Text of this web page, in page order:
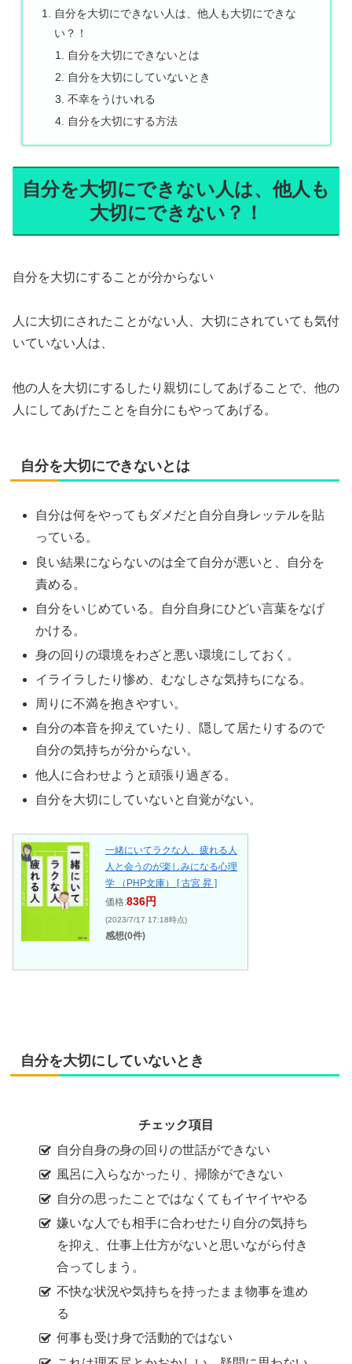
自分を大切にできない人は、他人も大切にできな
い？！
自分を大切にできないとは
自分を大切にしていないとき
不幸をうけいれる
自分を大切にする方法
自分を大切にできない人は、他人も
大切にできない？！
自分を大切にすることが分からない
人に大切にされたことがない人、大切にされていても気付
いていない人は、
他の人を大切にするしたり親切にしてあげることで、他の
人にしてあげたことを自分にもやってあげる。
自分を大切にできないとは
自分は何をやってもダメだと自分自身レッテルを貼
っている。
良い結果にならないのは全て自分が悪いと、自分を
責める。
自分をいじめている。自分自身にひどい言葉をなげ
かける。
身の回りの環境をわざと悪い環境にしておく。
イライラしたり惨め、むなしさな気持ちになる。
周りに不満を抱きやすい。
自分の本音を抑えていたり、隠して居たりするので
自分の気持ちが分からない。
他人に合わせようと頑張り過ぎる。
自分を大切にしていないと自覚がない。
一緒にいてラクな人、疲れる人
人と会うのが楽しみになる心理
学 （PHP文庫） [ 古宮 昇 ]
価格:836円
(2023/7/17 17:18時点)
感想(0件)
自分を大切にしていないとき
チェック項目
自分自身の身の回りの世話ができない
風呂に入らなかったり、掃除ができない
自分の思ったことではなくてもイヤイヤやる
嫌いな人でも相手に合わせたり自分の気持ち
を抑え、仕事上仕方がないと思いながら付き
合ってしまう。
不快な状況や気持ちを持ったまま物事を進め
る
何事も受け身で活動的ではない